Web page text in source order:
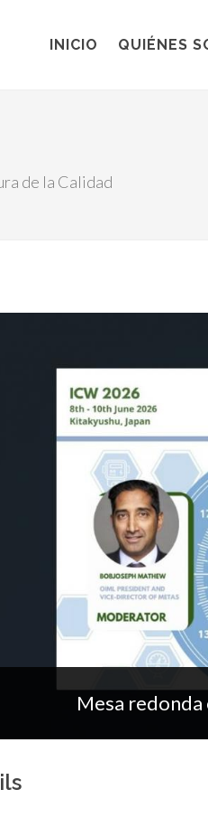
INICIO QUIÉNES
de la Calidad
Mesa